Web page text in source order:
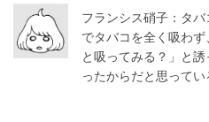
フランシス硝子：タ
でタバコを全く吸わ
と吸ってみる？」と
ったからだと思ってい